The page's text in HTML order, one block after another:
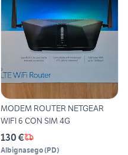
MODEM ROUTER NETGEAR
WIFI 6 CON SIM 4G
130 €
Albignasego(PD)